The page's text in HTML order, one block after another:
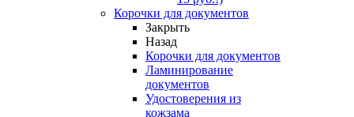
Корочки для документов
Закрыть
Назад
Корочки для документов
Ламинирование
документов
Удостоверения из
кожзама